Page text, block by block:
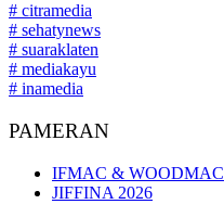
# citramedia
# sehatynews
# suaraklaten
# mediakayu
# inamedia
PAMERAN
IFMAC & WOODMAC
JIFFINA 2026